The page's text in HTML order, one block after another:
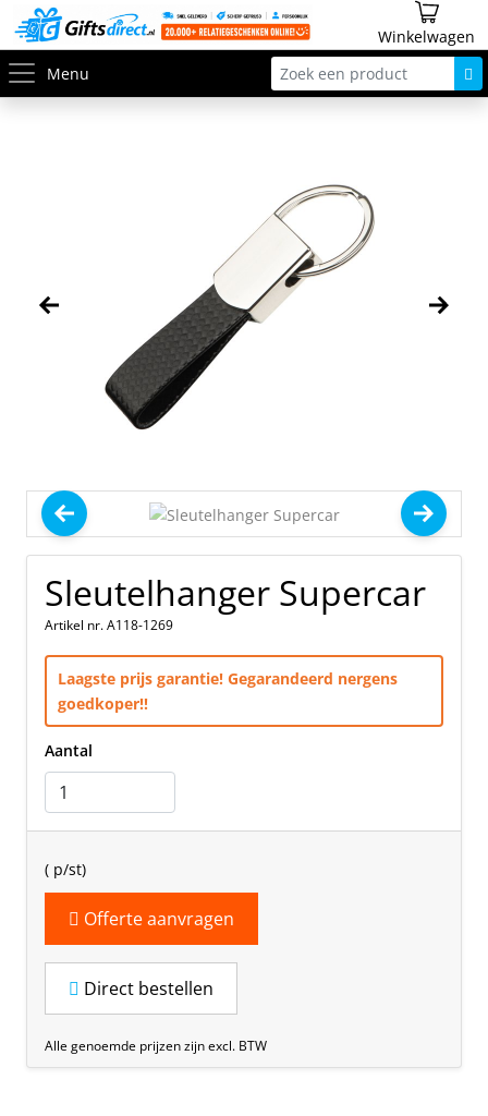
Winkelwagen
Menu
Sleutelhanger Supercar
Artikel nr. A118-1269
Laagste prijs garantie! Gegarandeerd nergens
goedkoper!!
Aantal
( p/st)
Offerte aanvragen
Direct bestellen
Alle genoemde prijzen zijn excl. BTW